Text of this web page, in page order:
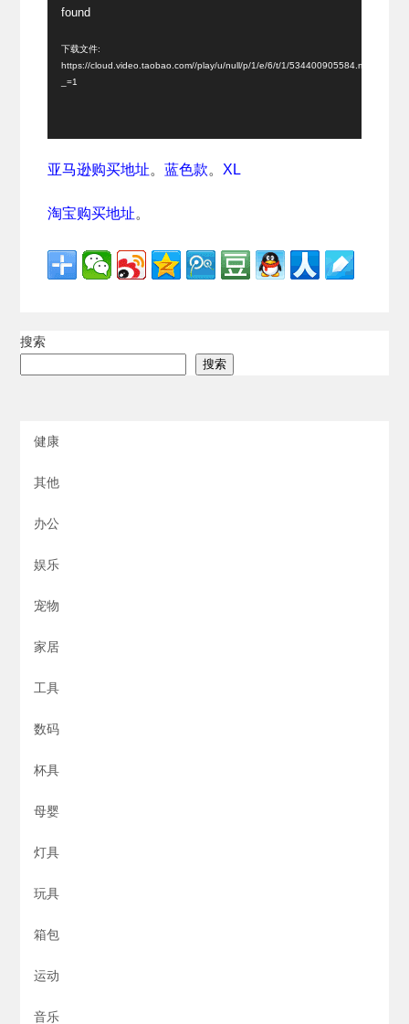
放
found
下载文件:
https://cloud.video.taobao.com//play/u/null/p/1/e/6/t/1/534400905584.mp4?
_=1
亚马逊购买地址。蓝色款。 XL
淘宝购买地址。
搜索
搜索
健康
其他
办公
娱乐
宠物
家居
工具
数码
杯具
母婴
灯具
玩具
箱包
运动
音乐